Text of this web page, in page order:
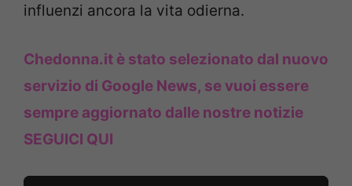
influenzi ancora la vita odierna.
Chedonna.it è stato selezionato dal nuovo
servizio di Google News, se vuoi essere
sempre aggiornato dalle nostre notizie
SEGUICI QUI